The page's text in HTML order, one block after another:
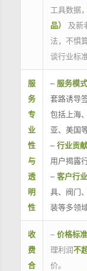
工具数据，
品）
及新
法，不惧
谈行业标
服
务
专
业
性
与
透
明
性
– 服务模式
套路诱导
包括上海
亚、美国
–行业贡献
用户揭露
–客户行
具、阀门
装等多领域
收
费
合
– 价格标准
理利润不
价。